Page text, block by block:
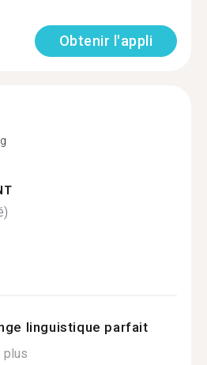
Obtenir l'appli
linguistique parfait
plus